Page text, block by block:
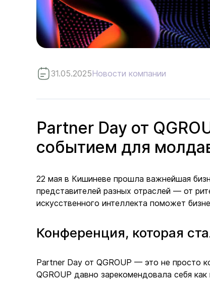
31.05.2025Новости компании
Partner Day от
событием для
22 мая в Кишиневе прошла важнейшая
представителей разных отраслей — от
искусственного интеллекта поможет
Конференция, которая
Partner Day от QGROUP — это не просто
QGROUP давно зарекомендовала себя